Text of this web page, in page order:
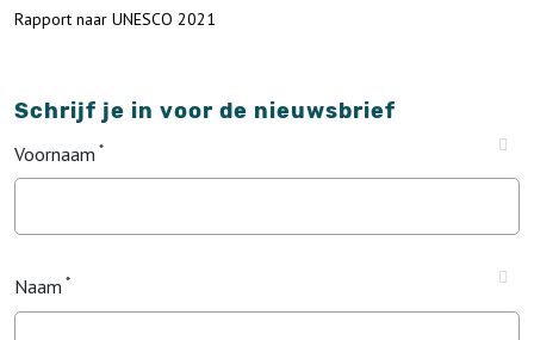
Rapport naar UNESCO 2021
Schrijf je in voor de nieuwsbrief
Voornaam
Naam